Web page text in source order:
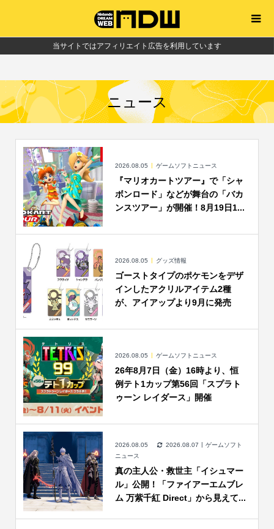
当サイトではアフィリエイト広告を利用しています
ニュース
2026.08.05 ゲームソフトニュース
『マリオカートツアー』で「シャ
ボンロード」などが舞台の「バカ
ンスツアー」が開催！8月19日1...
2026.08.05 グッズ情報
ゴーストタイプのポケモンをデザ
インしたアクリルアイテム2種
が、アイアップより9月に発売
2026.08.05 ゲームソフトニュース
26年8月7日（金）16時より、恒
例テト1カップ第56回「スプラト
ゥーン レイダース」開催
2026.08.05 2026.08.07
ゲームソフト
ニュース
真の主人公・救世主「イシュマー
ル」公開！「ファイアーエムブレ
ム 万紫千紅 Direct」から見えて...